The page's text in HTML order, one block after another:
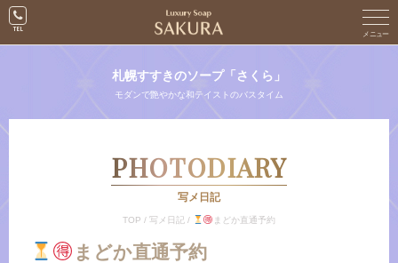
札幌すすきのソープ「さくら」
モダンで艶やかな和テイストのバスタイム
PHOTODIARY
写メ日記
TOP /写メ日記 / まどか直通予約
まどか直通予約